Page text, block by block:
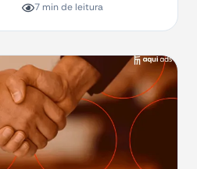
7 min de leitura